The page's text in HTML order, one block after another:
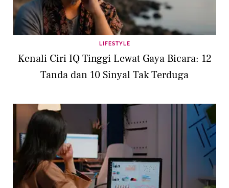
LIFESTYLE
Kenali Ciri IQ Tinggi Lewat Gaya Bicara: 12
Tanda dan 10 Sinyal Tak Terduga